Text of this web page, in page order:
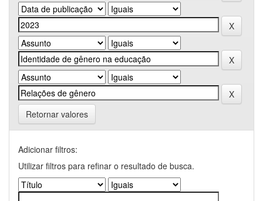
Retornar valores
Adicionar filtros:
Utilizar filtros para refinar o resultado de busca.